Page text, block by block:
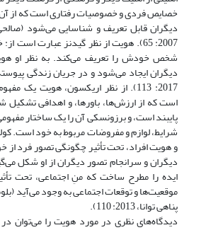
خصایص فردی و خصوصیات رفتاری است که از آن
دیگران قابل تعریف و شناسایی می‌شود
2007: 65). هویت از نظر گیدنز عبارت
شخص خودش را تعریف می‌کند. به نظر او
دیگران ایجاد می‌شود و در جریان زندگی
2017: 113). از نظر اریکسون، هویت یک
است که از ارزش‌ها، باورها، و اهدافی
پایبند است، و برزونسکی آن را یک ساختار
شرایط، لوازم و مفروضات مربوط به خود است.
و هویت افراد، تحت تأثیر چگونگی تصور فرد از
دیگران و سرانجام تصور دیگران از او شکل
ایده را مطرح ساخت که منِ اجتماعی، تحت
موقعیت‌ها و توقعات اجتماعی به وجود می‌آید
پناهی توانا، 2013: 110).
دیدگاه‌های نظری در مورد هویت را می‌توان